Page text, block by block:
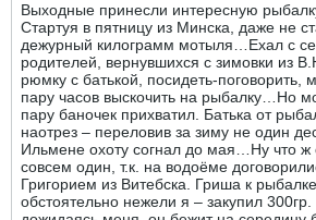
Выходные принесли интересную
Стартуя в пятницу из Минска, даже не
дежурный килограмм мотыля…Ехал с
родителей, вернувшихся с зимовки из
рюмку с батькой, посидеть-поговорить,
пару часов выскочить на рыбалку…Но
пару баночек прихватил. Батька от
наотрез – переловив за зиму не один
Ильмене охоту согнал до мая…Ну что ж
совсем один, т.к. на водоёме
Григорием из Витебска. Гриша к
обстоятельно нежели я – закупил